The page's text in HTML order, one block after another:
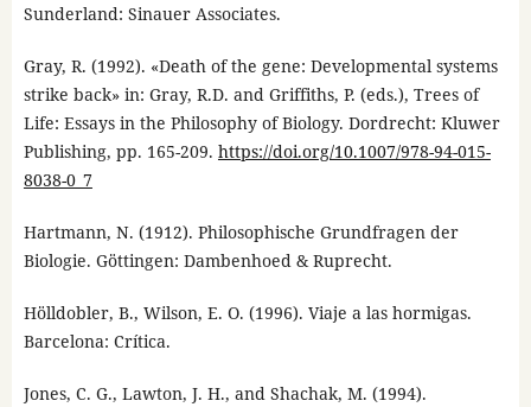
Sunderland: Sinauer Associates.
Gray, R. (1992). «Death of the gene: Developmental systems
strike back» in: Gray, R.D. and Griffiths, P. (eds.), Trees of
Life: Essays in the Philosophy of Biology. Dordrecht: Kluwer
Publishing, pp. 165-209. https://doi.org/10.1007/978-94-015-
8038-0_7
Hartmann, N. (1912). Philosophische Grundfragen der
Biologie. Göttingen: Dambenhoed & Ruprecht.
Hölldobler, B., Wilson, E. O. (1996). Viaje a las hormigas.
Barcelona: Crítica.
Jones, C. G., Lawton, J. H., and Shachak, M. (1994).